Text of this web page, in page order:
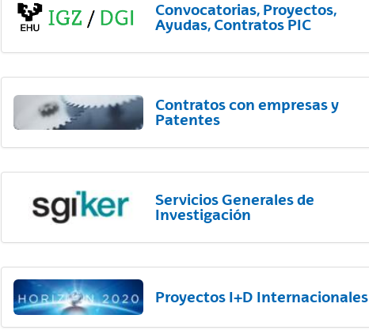
Convocatorias, Proyectos,
Ayudas, Contratos PIC
Contratos con empresas y
Patentes
Servicios Generales de
Investigación
Proyectos I+D Internacionales